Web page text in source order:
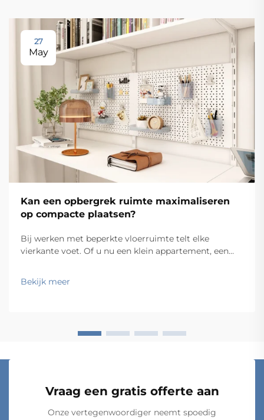
27
May
Kan een opbergrek ruimte maximaliseren
op compacte plaatsen?
Bij werken met beperkte vloerruimte telt elke
vierkante voet. Of u nu een klein appartement, een
organiseert, blijft de uitdaging hetzelfde: hoe krijgt u
Bekijk meer
Vraag een gratis offerte aan
Onze vertegenwoordiger neemt spoedig